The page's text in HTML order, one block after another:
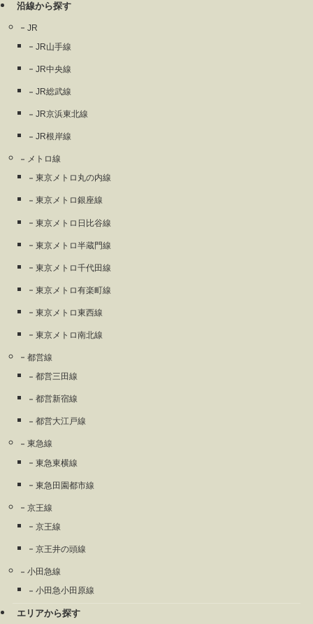
沿線から探す
JR
JR山手線
JR中央線
JR総武線
JR京浜東北線
JR根岸線
メトロ線
東京メトロ丸の内線
東京メトロ銀座線
東京メトロ日比谷線
東京メトロ半蔵門線
東京メトロ千代田線
東京メトロ有楽町線
東京メトロ東西線
東京メトロ南北線
都営線
都営三田線
都営新宿線
都営大江戸線
東急線
東急東横線
東急田園都市線
京王線
京王線
京王井の頭線
小田急線
小田急小田原線
エリアから探す